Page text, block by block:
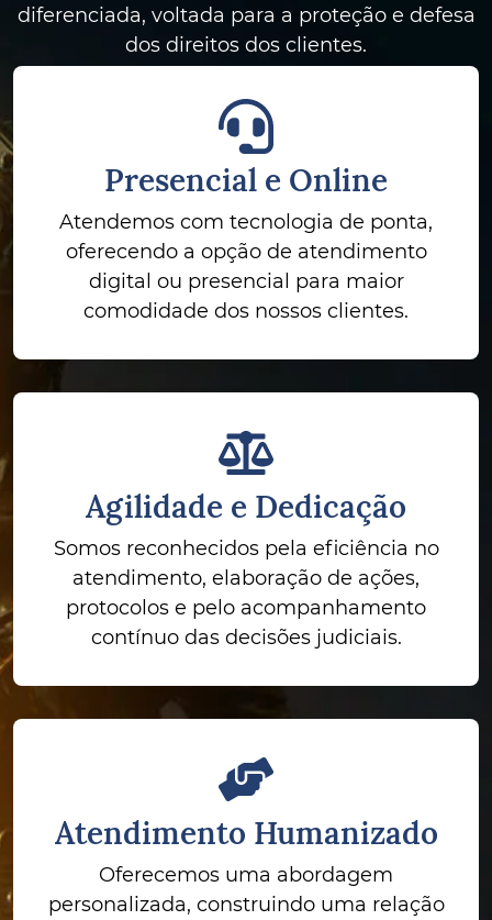
diferenciada, voltada para a proteção e defesa
dos direitos dos clientes.
Presencial e Online
Atendemos com tecnologia de ponta,
oferecendo a opção de atendimento
digital ou presencial para maior
comodidade dos nossos clientes.
Agilidade e Dedicação
Somos reconhecidos pela eficiência no
atendimento, elaboração de ações,
protocolos e pelo acompanhamento
contínuo das decisões judiciais.
Atendimento Humanizado
Oferecemos uma abordagem
personalizada, construindo uma relação